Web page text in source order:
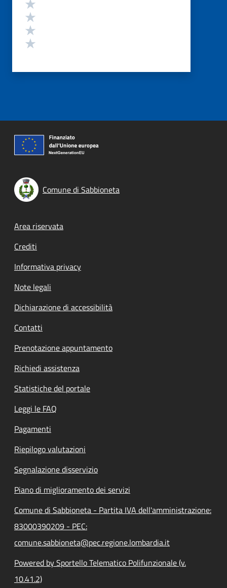
Comune di Sabbioneta
Footer menu
Area riservata
Crediti
Informativa privacy
Note legali
Dichiarazione di accessibilità
Contatti
Prenotazione appuntamento
Richiedi assistenza
Statistiche del portale
Leggi le FAQ
Pagamenti
Riepilogo valutazioni
Segnalazione disservizio
Piano di miglioramento dei servizi
Comune di Sabbioneta - Partita IVA dell'amministrazione:
83000390209 - PEC:
comune.sabbioneta@pec.regione.lombardia.it
Powered by Sportello Telematico Polifunzionale (v.
10.41.2)